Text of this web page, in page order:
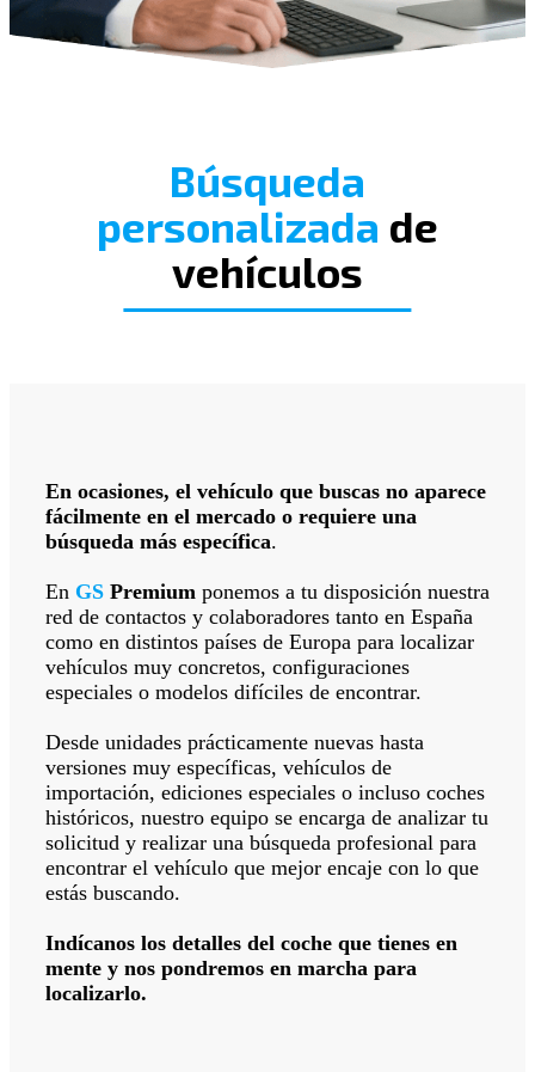
Búsqueda
personalizada de
vehículos
En ocasiones, el vehículo que buscas no aparece
fácilmente en el mercado o requiere una
búsqueda más específica.
En GS Premium ponemos a tu disposición nuestra
red de contactos y colaboradores tanto en España
como en distintos países de Europa para localizar
vehículos muy concretos, configuraciones
especiales o modelos difíciles de encontrar.
Desde unidades prácticamente nuevas hasta
versiones muy específicas, vehículos de
importación, ediciones especiales o incluso coches
históricos, nuestro equipo se encarga de analizar tu
solicitud y realizar una búsqueda profesional para
encontrar el vehículo que mejor encaje con lo que
estás buscando.
Indícanos los detalles del coche que tienes en
mente y nos pondremos en marcha para
localizarlo.